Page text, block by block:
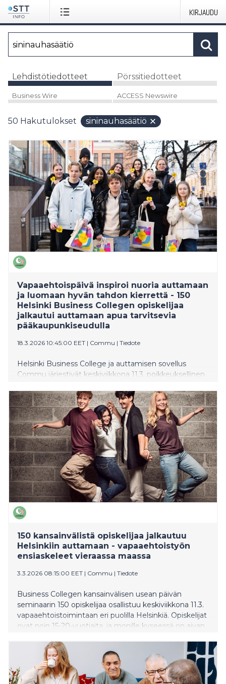
KIRJAUDU
Lehdistötiedotteet Pörssitiedotteet
Business Wire ACCESS Newswire
50 Hakutulokset sininauhasäätiö
Vapaaehtoispäivä inspiroi nuoria auttamaan
ja luomaan hyvän tahdon kierrettä - 150
Helsinki Business Collegen opiskelijaa
jalkautui auttamaan apua tarvitsevia
pääkaupunkiseudulla
18.3.2026 10:45:00 EET | Commu | Tiedote
Helsinki Business College ja auttamisen sovellus
Commu järjestivät keskiviikkona 11.3. poikkeuksellinen
opiskelijaa osallistui vapaaehtoistoimintaan eri puolilla
pääkaupunkiseutua. Monille päivä oli heidän elämänsä
ensimmäinen kokemus vapaaehtoistyöstä, vieläpä
vieraassa maassa.
150 kansainvälistä opiskelijaa jalkautuu
Helsinkiin auttamaan - vapaaehtoistyön
ensiaskeleet vieraassa maassa
3.3.2026 08:15:00 EET | Commu | Tiedote
Business Collegen kansainvälisen usean päivän
seminaarin 150 opiskelijaa osallistuu keskiviikkona 11.3.
vapaaehtoistoimintaan eri puolilla Helsinkiä. Opiskelijat
ovat noin 15-20-vuotiaita, ja monille kyseessä on aivan
vapaaehtoistyöstä, vieläpä vieraassa maassa. Päivän
aikana opiskelijat jalkautuvat yli 20 eri kohteeseen
auttamaan esimerkiksi pakkaus-, järjestely- ja
lajittelutehtävissä, ruokajakelussa, lipaskeräyksissä sekä